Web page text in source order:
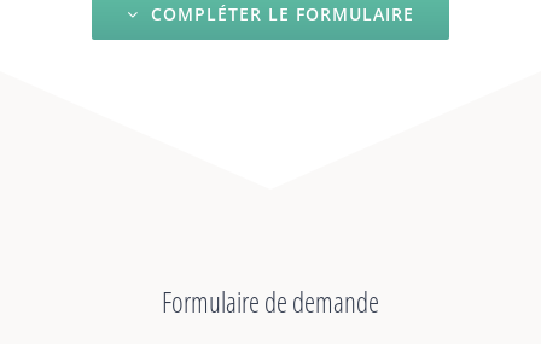
COMPLÉTER LE FORMULAIRE
Formulaire de demande